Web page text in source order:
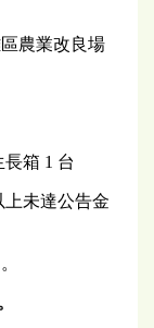
農業改良場
箱 1 台
上未達公告金